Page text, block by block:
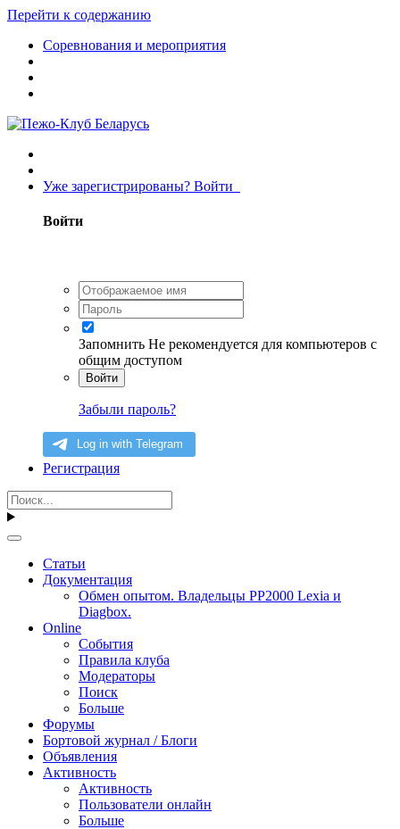
Перейти к содержанию
Соревнования и мероприятия
Уже зарегистрированы? Войти
Войти
Запомнить Не рекомендуется для компьютеров с
общим доступом
Войти
Забыли пароль?
Регистрация
Статьи
Документация
Обмен опытом. Владельцы PP2000 Lexia и
Diagbox.
Online
События
Правила клуба
Модераторы
Поиск
Больше
Форумы
Бортовой журнал / Блоги
Объявления
Активность
Активность
Пользователи онлайн
Больше